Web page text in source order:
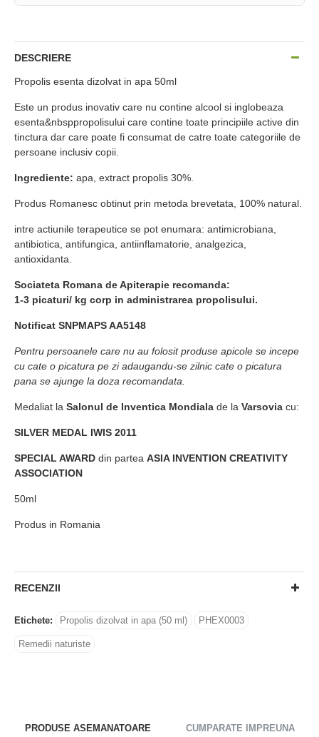
DESCRIERE
Propolis esenta dizolvat in apa 50ml
Este un produs inovativ care nu contine alcool si inglobeaza
esenta&nbsppropolisului care contine toate principiile active din
tinctura dar care poate fi consumat de catre toate categoriile de
persoane inclusiv copii.
Ingrediente: apa, extract propolis 30%.
Produs Romanesc obtinut prin metoda brevetata, 100% natural.
intre actiunile terapeutice se pot enumara: antimicrobiana,
antibiotica, antifungica, antiinflamatorie, analgezica,
antioxidanta.
Sociateta Romana de Apiterapie recomanda:
1-3 picaturi/ kg corp in administrarea propolisului.
Notificat SNPMAPS AA5148
Pentru persoanele care nu au folosit produse apicole se incepe
cu cate o picatura pe zi adaugandu-se zilnic cate o picatura
pana se ajunge la doza recomandata.
Medaliat la Salonul de Inventica Mondiala de la Varsovia cu:
SILVER MEDAL IWIS 2011
SPECIAL AWARD din partea ASIA INVENTION CREATIVITY
ASSOCIATION
50ml
Produs in Romania
RECENZII
Etichete: Propolis dizolvat in apa (50 ml) PHEX0003
Remedii naturiste
PRODUSE ASEMANATOARE CUMPARATE IMPREUNA